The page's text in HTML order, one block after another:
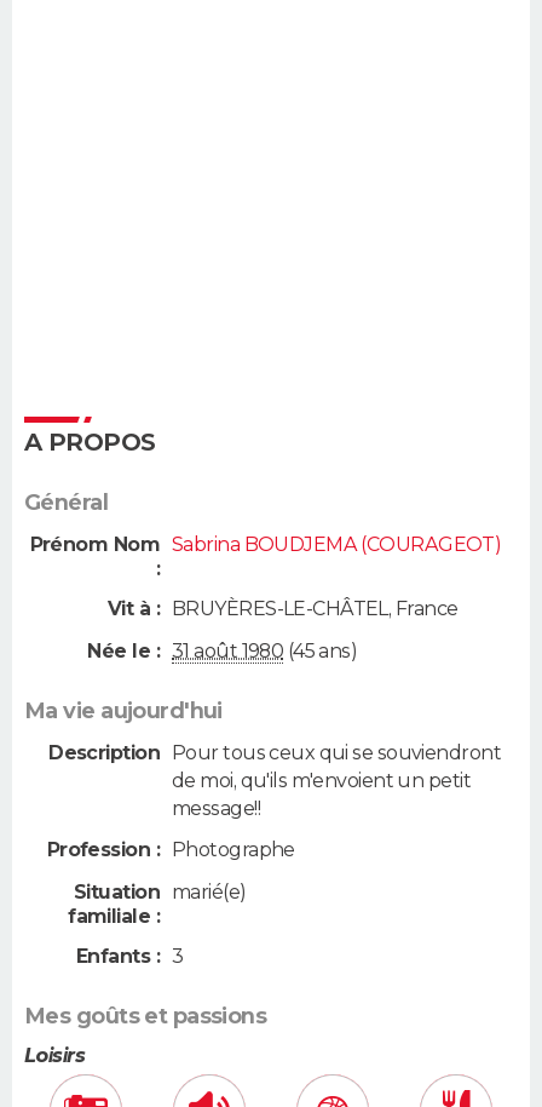
A PROPOS
Général
Prénom Nom
:
Sabrina BOUDJEMA (COURAGEOT)
Vit à : BRUYÈRES-LE-CHÂTEL, France
Née le : 31 août 1980 (45 ans)
Ma vie aujourd'hui
Description Pour tous ceux qui se souviendront
de moi, qu'ils m'envoient un petit
message!!
Profession :
Photographe
Situation
familiale :
marié(e)
Enfants : 3
Mes goûts et passions
Loisirs